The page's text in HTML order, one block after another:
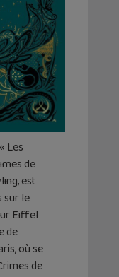
Les
de
est
sur le
Eiffel
de
où se
de